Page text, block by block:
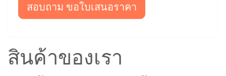
สอบถาม ขอใบเสนอราคา
สินค้าของเรา